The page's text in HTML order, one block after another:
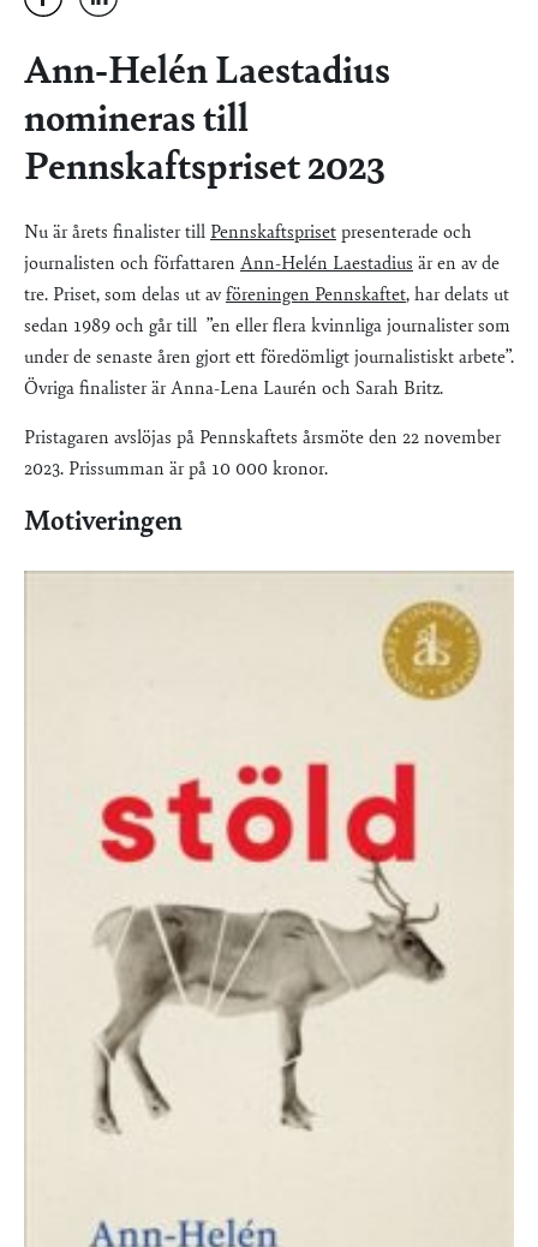
Ann-Helén Laestadius
nomineras till
Pennskaftspriset 2023
Nu är årets finalister till Pennskaftspriset presenterade och
journalisten och författaren Ann-Helén Laestadius är en av de
tre. Priset, som delas ut avföreningen Pennskaftet, har delats ut
sedan 1989 och går till ”en eller flera kvinnliga journalister som
under de senaste åren gjort ett föredömligt journalistiskt arbete”.
Övriga finalister är Anna-Lena Laurén och Sarah Britz.
Pristagaren avslöjas på Pennskaftets årsmöte den 22 november
2023. Prissumman är på 10 000 kronor.
Motiveringen